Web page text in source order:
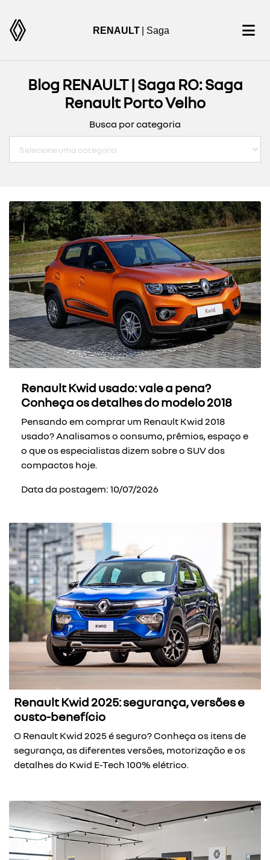
RENAULT | Saga
Blog RENAULT | Saga RO: Saga
Renault Porto Velho
Busca por categoria
Renault Kwid usado: vale a pena?
Conheça os detalhes do modelo 2018
Pensando em comprar um Renault Kwid 2018
usado? Analisamos o consumo, prêmios, espaço e
o que os especialistas dizem sobre o SUV dos
compactos hoje.
Data da postagem: 10/07/2026
Renault Kwid 2025: segurança, versões e
custo-benefício
O Renault Kwid 2025 é seguro? Conheça os itens de
segurança, as diferentes versões, motorização e os
detalhes do Kwid E-Tech 100% elétrico.